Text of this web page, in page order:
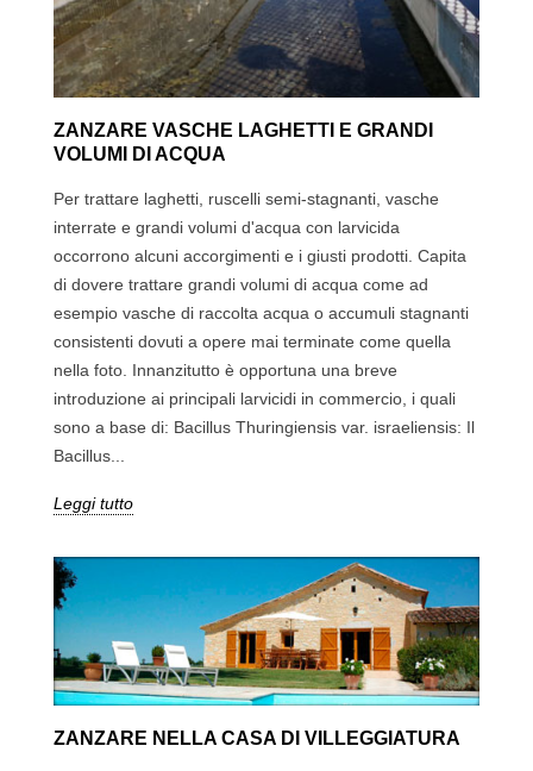
ZANZARE VASCHE LAGHETTI E GRANDI
VOLUMI DI ACQUA
Per trattare laghetti, ruscelli semi-stagnanti, vasche
interrate e grandi volumi d'acqua con larvicida
occorrono alcuni accorgimenti e i giusti prodotti. Capita
di dovere trattare grandi volumi di acqua come ad
esempio vasche di raccolta acqua o accumuli stagnanti
consistenti dovuti a opere mai terminate come quella
nella foto. Innanzitutto è opportuna una breve
introduzione ai principali larvicidi in commercio, i quali
sono a base di: Bacillus Thuringiensis var. israeliensis: Il
Bacillus...
Leggi tutto
ZANZARE NELLA CASA DI VILLEGGIATURA